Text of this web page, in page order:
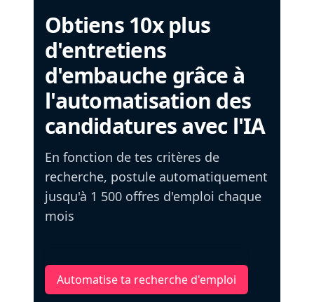
Obtiens 10x plus
d'entretiens
d'embauche grâce à
l'automatisation des
candidatures avec l'IA
En fonction de tes critères de
recherche, postule automatiquement
jusqu'à 1 500 offres d'emploi chaque
mois
Automatise ta recherche d'emploi